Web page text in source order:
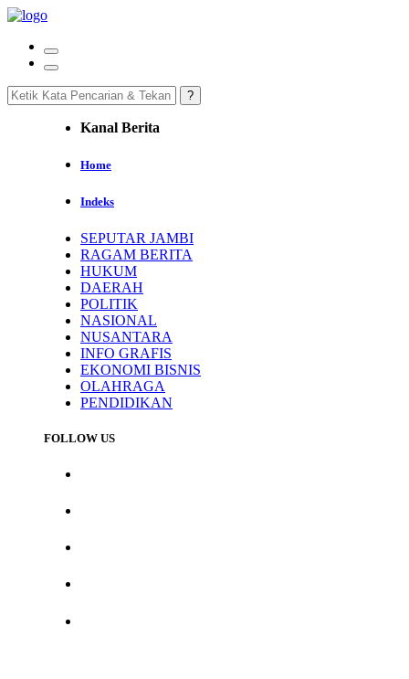
Kanal Berita
Home
Indeks
SEPUTAR JAMBI
RAGAM BERITA
HUKUM
DAERAH
POLITIK
NASIONAL
NUSANTARA
INFO GRAFIS
EKONOMI BISNIS
OLAHRAGA
PENDIDIKAN
FOLLOW US